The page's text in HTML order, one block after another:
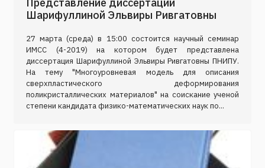
Шарифуллиной Эльвиры Ривгатовны
27 марта (среда) в 15:00 состоится научный семинар
ИМСС (4-2019) на котором будет представлена
диссертация Шарифуллиной Эльвиры Ривгатовны ПНИПУ.
На тему "Многоуровневая модель для описания
сверхпластического деформирования
поликристаллических материалов" на соискание ученой
степени кандидата физико-математических наук по...